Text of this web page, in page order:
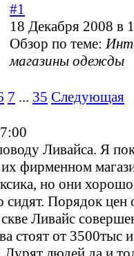
#1
18 Декабря 2008 в
Обзор по теме:
магазины одежды
7 ... 35 Следующая
Ливайса. Я
фирменном
но они
сидят. Порядок цен
Ливайс
стоят от 3500тыс